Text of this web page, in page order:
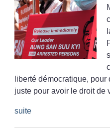
liberté démocratique,
juste pour avoir le droit de
suite